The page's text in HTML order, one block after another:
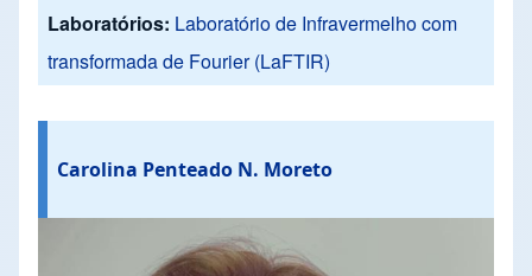
Laboratórios: Laboratório de Infravermelho com
transformada de Fourier (LaFTIR)
Carolina Penteado N. Moreto